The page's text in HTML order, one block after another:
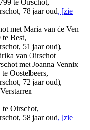
te Oirschot,
78 jaar oud, [zie
met Maria van de Ven
te Best,
51 jaar oud),
van Oirschot
met Joanna Vennix
Oostelbeers,
72 jaar oud),
te Oirschot,
58 jaar oud, [zie